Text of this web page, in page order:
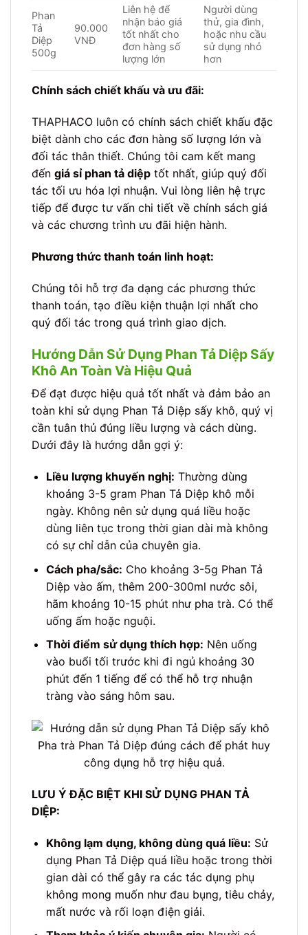
Phan
Tả
Diệp
500g
90.000
VNĐ
Liên hệ để
nhận báo giá
tốt nhất cho
đơn hàng số
lượng lớn
Người dùng
thử, gia đình,
hoặc nhu cầu
sử dụng nhỏ
hơn
Chính sách chiết khấu và ưu đãi:
THAPHACO luôn có chính sách chiết khấu đặc
biệt dành cho các đơn hàng số lượng lớn và
đối tác thân thiết. Chúng tôi cam kết mang
đến giá sỉ phan tả diệp tốt nhất, giúp quý đối
tác tối ưu hóa lợi nhuận. Vui lòng liên hệ trực
tiếp để được tư vấn chi tiết về chính sách giá
và các chương trình ưu đãi hiện hành.
Phương thức thanh toán linh hoạt:
Chúng tôi hỗ trợ đa dạng các phương thức
thanh toán, tạo điều kiện thuận lợi nhất cho
quý đối tác trong quá trình giao dịch.
Hướng Dẫn Sử Dụng Phan Tả Diệp Sấy
Khô An Toàn Và Hiệu Quả
Để đạt được hiệu quả tốt nhất và đảm bảo an
toàn khi sử dụng Phan Tả Diệp sấy khô, quý vị
cần tuân thủ đúng liều lượng và cách dùng.
Dưới đây là hướng dẫn gợi ý:
Liều lượng khuyến nghị: Thường dùng
khoảng 3-5 gram Phan Tả Diệp khô mỗi
ngày. Không nên sử dụng quá liều hoặc
dùng liên tục trong thời gian dài mà không
có sự chỉ dẫn của chuyên gia.
Cách pha/sắc: Cho khoảng 3-5g Phan Tả
Diệp vào ấm, thêm 200-300ml nước sôi,
hãm khoảng 10-15 phút như pha trà. Có thể
uống ấm hoặc nguội.
Thời điểm sử dụng thích hợp: Nên uống
vào buổi tối trước khi đi ngủ khoảng 30
phút đến 1 tiếng để có thể hỗ trợ nhuận
tràng vào sáng hôm sau.
Pha trà Phan Tả Diệp đúng cách để phát huy
công dụng hỗ trợ hiệu quả.
LƯU Ý ĐẶC BIỆT KHI SỬ DỤNG PHAN TẢ
DIỆP:
Không lạm dụng, không dùng quá liều: Sử
dụng Phan Tả Diệp quá liều hoặc trong thời
gian dài có thể gây ra các tác dụng phụ
không mong muốn như đau bụng, tiêu chảy,
mất nước và rối loạn điện giải.